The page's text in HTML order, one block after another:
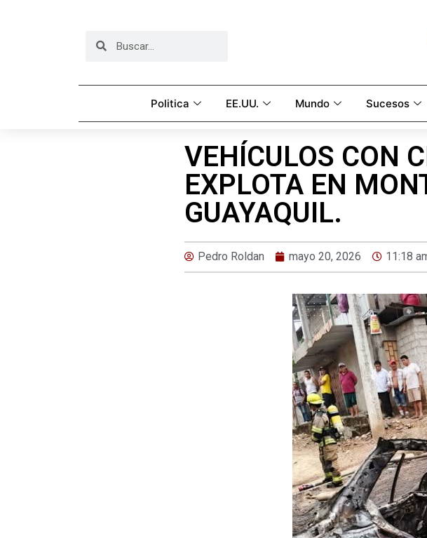
Politica EE.UU. Mundo Sucesos
VEHÍCULOS CON
EXPLOTA EN
GUAYAQUIL.
Pedro Roldan mayo 20, 2026 11:18